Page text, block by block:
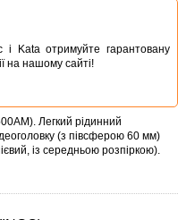
і Kata отримуйте гарантовану
на нашому сайті!
Легкий рідинний
(з півсферою 60 мм)
із середньою розпіркою).